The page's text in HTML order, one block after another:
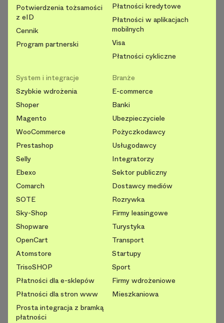
Potwierdzenia tożsamości
z eID
Cennik
Program partnerski
Płatności kredytowe
Płatności w aplikacjach
mobilnych
Visa
Płatności cykliczne
System i integracje
Szybkie wdrożenia
Shoper
Magento
WooCommerce
Prestashop
Selly
Ebexo
Comarch
SOTE
Sky-Shop
Shopware
OpenCart
Atomstore
TrisoSHOP
Płatności dla e-sklepów
Płatności dla stron www
Prosta integracja z bramką
płatności
Branże
E-commerce
Banki
Ubezpieczyciele
Pożyczkodawcy
Usługodawcy
Integratorzy
Sektor publiczny
Dostawcy mediów
Rozrywka
Firmy leasingowe
Turystyka
Transport
Startupy
Sport
Firmy wdrożeniowe
Mieszkaniowa